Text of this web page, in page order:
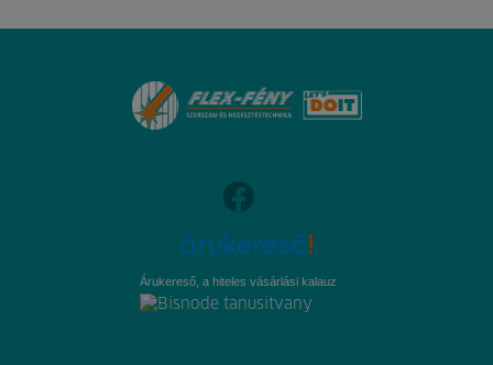
Árukereső, a hiteles vásárlási kalauz